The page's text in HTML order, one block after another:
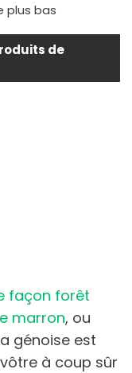
plus bas
de
façon forêt
marron, ou
génoise est
à coup sûr